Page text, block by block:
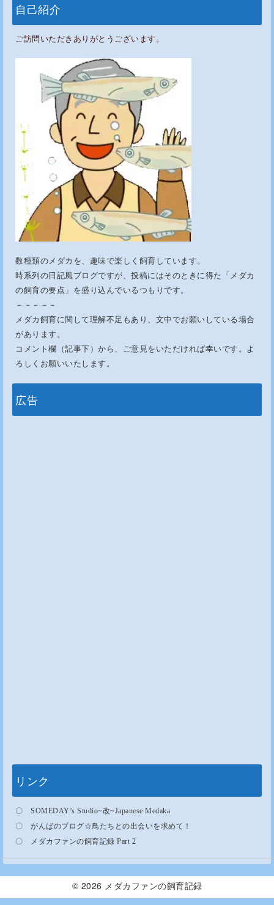
自己紹介
ご訪問いただきありがとうございます。
数種類のメダカを、趣味で楽しく飼育しています。
時系列の日記風ブログですが、投稿にはそのときに得た「メダカ
の飼育の要点」を盛り込んでいるつもりです。
－－－－－
メダカ飼育に関して理解不足もあり、文中でお願いしている場合
があります。
コメント欄（記事下）から、ご意見をいただければ幸いです。よ
ろしくお願いいたします。
広告
リンク
〇 SOMEDAY’s Studio~改~Japanese Medaka
〇 がんばのブログ☆鳥たちとの出会いを求めて！
〇
メダカファンの飼育記録 Part 2
© 2026 メダカファンの飼育記録